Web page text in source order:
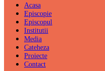
Acasa
Episcopie
Episcopul
Institutii
Media
Cateheza
Proiecte
Contact